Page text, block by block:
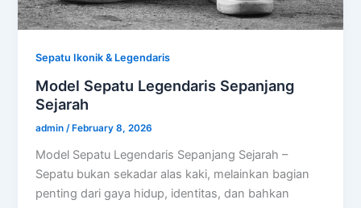
Sepatu Ikonik & Legendaris
Model Sepatu Legendaris Sepanjang
Sejarah
admin/ February 8, 2026
Model Sepatu Legendaris Sepanjang Sejarah –
Sepatu bukan sekadar alas kaki, melainkan bagian
penting dari gaya hidup, identitas, dan bahkan